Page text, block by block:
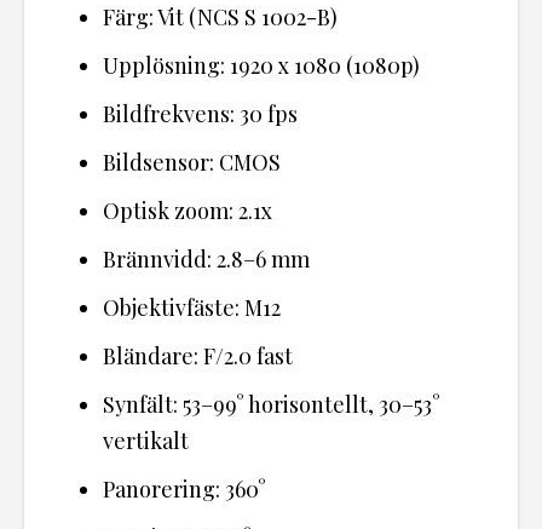
Färg: Vit (NCS S 1002-B)
Upplösning: 1920 x 1080 (1080p)
Bildfrekvens: 30 fps
Bildsensor: CMOS
Optisk zoom: 2.1x
Brännvidd: 2.8–6 mm
Objektivfäste: M12
Bländare: F/2.0 fast
Synfält: 53–99° horisontellt, 30–53°
vertikalt
Panorering: 360°